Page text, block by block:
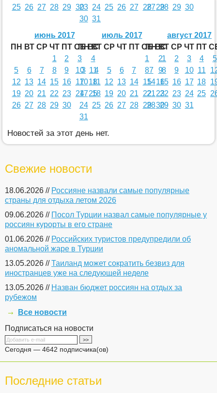
25 26 27 28 29 3023 24 25 26 27 28
29
30 31
27 28 29 30
июнь 2017
ПН ВТ СР ЧТ ПТ СБ ВС
1
2 3
4
5
6 7 8 9 10
11
12 13 14 15 16 17
18
19 20 21 22 23 24
25
26 27 28 29 30
июль 2017
ПН ВТ СР ЧТ ПТ СБ ВС
1
2
3
4 5 6 7 8
9
10 11 12 13 14 15
16
17 18 19 20 21 22
23
24 25 26 27 28 29 30
31
август 2017
ПН ВТ СР ЧТ ПТ
1
2 3 4
5
7
8 9 10 11
14 15 16 17 18
21 22 23 24 25
28 29 30 31
Новостей за этот день нет.
Свежие новости
18.06.2026 // Россияне назвали самые популярные
страны для отдыха летом 2026
09.06.2026 // Посол Турции назвал самые популярные у
россиян курорты в его стране
01.06.2026 // Российских туристов предупредили об
аномальной жаре в Турции
13.05.2026 //Таиланд может сократить безвиз для
иностранцев уже на следующей неделе
13.05.2026 // Назван бюджет россиян на отдых за
рубежом
Все новости
Подписаться на новости
Сегодня — 4642 подписчика(ов)
Последние статьи